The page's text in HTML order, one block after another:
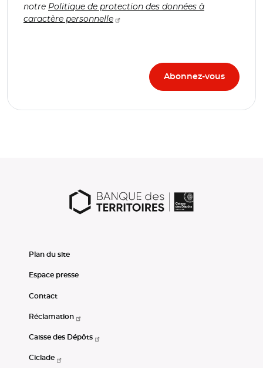
notre Politique de protection des données à
caractère personnelle
Plan du site
Espace presse
Contact
Réclamation
Caisse des Dépôts
Ciclade